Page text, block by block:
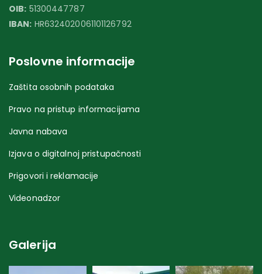
OIB: 51300447787
IBAN: HR6324020061101126792
Poslovne informacije
Zaštita osobnih podataka
Pravo na pristup informacijama
Javna nabava
Izjava o digitalnoj pristupačnosti
Prigovori i reklamacije
Videonadzor
Galerija